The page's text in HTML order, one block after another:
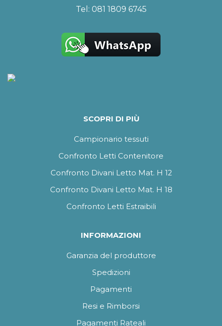
Tel: 081 1809 6745
SCOPRI DI PIÙ
Campionario tessuti
Confronto Letti Contenitore
Confronto Divani Letto Mat. H 12
Confronto Divani Letto Mat. H 18
Confronto Letti Estraibili
INFORMAZIONI
Garanzia del produttore
Spedizioni
Pagamenti
Resi e Rimborsi
Pagamenti Rateali